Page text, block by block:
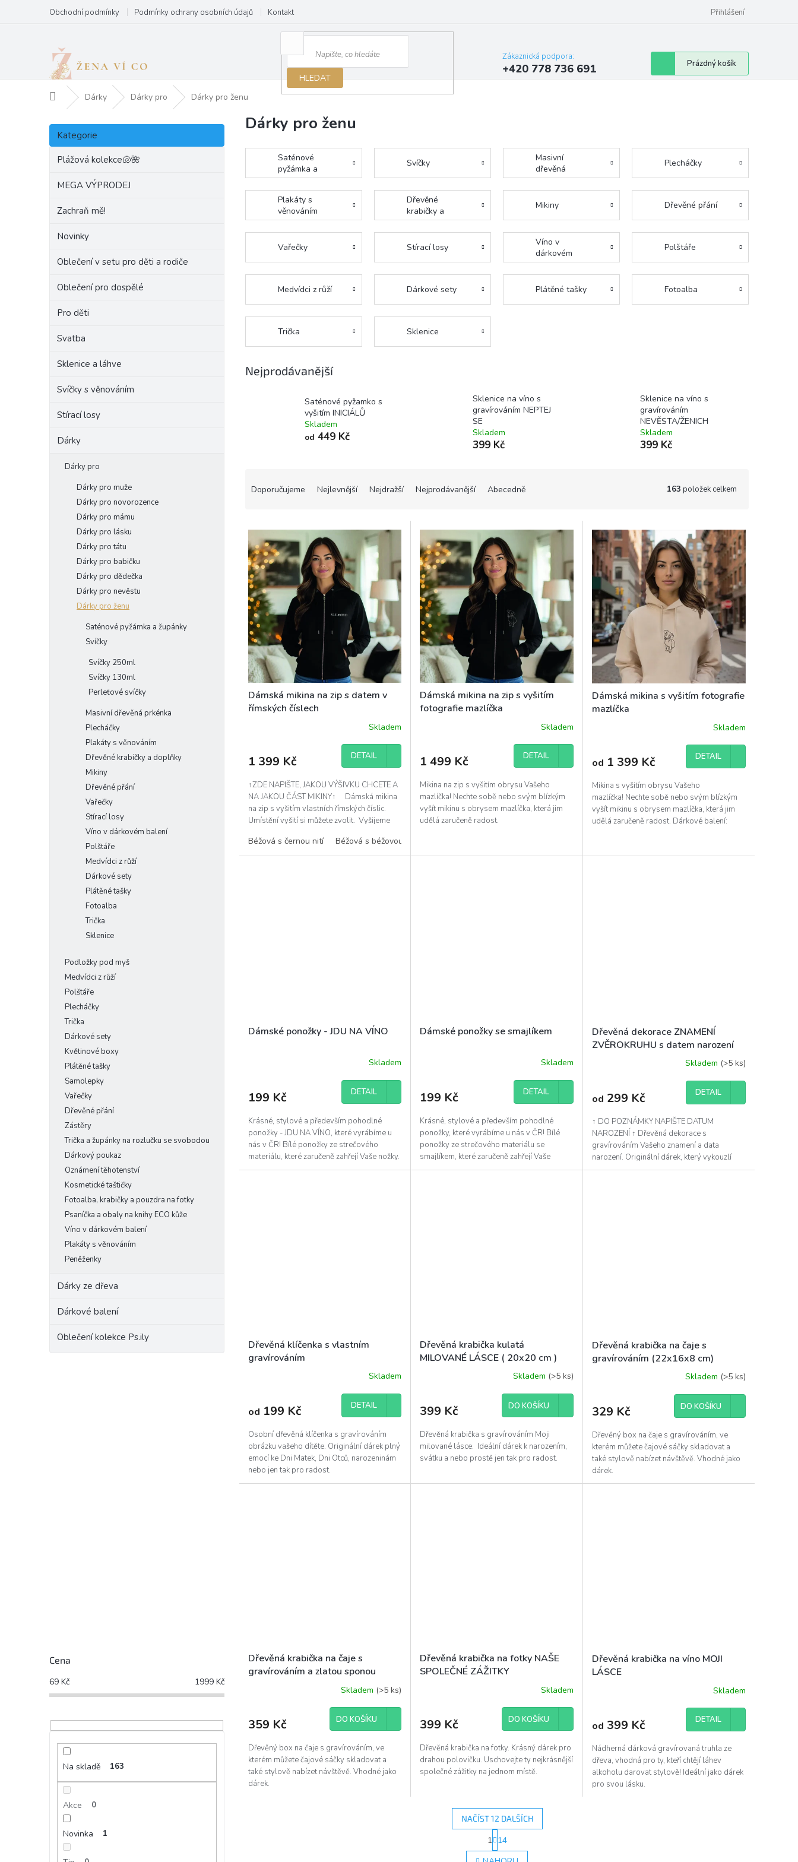
obsah
Obchodní podmínky Podmínky ochrany osobních údajů Kontakt Přihlášení
HLEDAT
Zákaznická podpora:
+420 778 736 691
Nákupní
košík
Prázdný košík
Domů Dárky Dárky pro Dárky pro ženu
P
s
Přeskočit
kategorie
Kategorie
Plážová kolekce🐚🌺
MEGA VÝPRODEJ
Zachraň mě!
Novinky
Oblečení v setu pro děti a rodiče
Oblečení pro dospělé
Pro děti
Svatba
Sklenice a láhve
Svíčky s věnováním
Stírací losy
Dárky
Dárky pro
Dárky pro muže
Dárky pro novorozence
Dárky pro mámu
Dárky pro lásku
Dárky pro tátu
Dárky pro babičku
Dárky pro dědečka
Dárky pro nevěstu
Dárky pro ženu
Saténové pyžámka a župánky
Svíčky
Svíčky 250ml
Svíčky 130ml
Perleťové svíčky
Masivní dřevěná prkénka
Plecháčky
Plakáty s věnováním
Dřevěné krabičky a doplňky
Mikiny
Dřevěné přání
Vařečky
Stírací losy
Víno v dárkovém balení
Polštáře
Medvídci z růží
Dárkové sety
Plátěné tašky
Fotoalba
Trička
Sklenice
Podložky pod myš
Medvídci z růží
Polštáře
Plecháčky
Trička
Dárkové sety
Květinové boxy
Plátěné tašky
Samolepky
Vařečky
Dřevěné přání
Zástěry
Trička a župánky na rozlučku se svobodou
Dárkový poukaz
Oznámení těhotenství
Kosmetické taštičky
Fotoalba, krabičky a pouzdra na fotky
Psaníčka a obaly na knihy ECO kůže
Víno v dárkovém balení
Plakáty s věnováním
Peněženky
Dárky ze dřeva
Dárkové balení
Oblečení kolekce Ps.ily
Cena
69 Kč 1999 Kč
Na skladě 163
Akce 0
Novinka 1
Dárky pro ženu
Saténové
pyžámka a
župánky
Svíčky
Masivní
dřevěná
prkénka
Plecháčky
Plakáty s
věnováním
Dřevěné
krabičky a
doplňky
Mikiny Dřevěné přání
Vařečky Stírací losy
Víno v
dárkovém
balení
Polštáře
Medvídci z růží Dárkové sety Plátěné tašky Fotoalba
Trička Sklenice
Nejprodávanější
Saténové pyžamko s
vyšitím INICIÁLŮ
Skladem
od 449 Kč
Sklenice na víno s
gravírováním NEPTEJ
SE
Skladem
399 Kč
Sklenice na víno s
gravírováním
NEVĚSTA/ŽENICH
Skladem
399 Kč
n
p
r
o
d
u
k
t
ů
Doporučujeme Nejlevnější Nejdražší Nejprodávanější Abecedně 163 položek celkem
V
ý
p
s
p
r
o
d
u
k
t
ů
Dámská mikina na zip s datem v
římských číslech
Skladem
1 399 Kč DETAIL
↑ZDE NAPIŠTE, JAKOU VÝŠIVKU CHCETE A
NA JAKOU ČÁST MIKINY↑ Dámská mikina
na zip s vyšitím vlastních římských číslic.
Umístění vyšití si můžete zvolit. Vyšijeme
Béžová s černou nití Béžová s béžovou nití
Dámská mikina na zip s vyšitím
fotografie mazlíčka
Skladem
1 499 Kč DETAIL
Mikina na zip s vyšitím obrysu Vašeho
mazlíčka! Nechte sobě nebo svým blízkým
vyšít mikinu s obrysem mazlíčka, která jim
udělá zaručeně radost.
Dámská mikina s vyšitím fotografie
mazlíčka
Skladem
od 1 399 Kč DETAIL
Mikina s vyšitím obrysu Vašeho
mazlíčka! Nechte sobě nebo svým blízkým
vyšít mikinu s obrysem mazlíčka, která jim
udělá zaručeně radost. Dárkové balení:
Dámské ponožky - JDU NA VÍNO
je
z
5
hvězdiček.
Skladem
199 Kč DETAIL
Krásné, stylové a především pohodlné
ponožky - JDU NA VÍNO, které vyrábíme u
nás v ČR! Bílé ponožky ze strečového
materiálu, které zaručeně zahřejí Vaše nožky.
Dámské ponožky se smajlíkem
Skladem
199 Kč DETAIL
Krásné, stylové a především pohodlné
ponožky, které vyrábíme u nás v ČR! Bílé
ponožky ze strečového materiálu se
smajlíkem, které zaručeně zahřejí Vaše
nožky.
Dřevěná dekorace ZNAMENÍ
ZVĚROKRUHU s datem narození
Skladem (>5 ks)
od 299 Kč DETAIL
↑ DO POZNÁMKY NAPIŠTE DATUM
NAROZENÍ ↑ Dřevěná dekorace s
gravírováním Vašeho znamení a data
narození. Originální dárek, který vykouzlí
úsměv na tváři!
Dřevěná klíčenka s vlastním
gravírováním
Skladem
od 199 Kč DETAIL
Osobní dřevěná klíčenka s gravírováním
obrázku vašeho dítěte. Originální dárek plný
emocí ke Dni Matek, Dni Otců, narozeninám
nebo jen tak pro radost.
Dřevěná krabička kulatá
MILOVANÉ LÁSCE ( 20x20 cm )
Skladem (>5 ks)
399 Kč DO KOŠÍKU
Dřevěná krabička s gravírováním Moji
milované lásce. Ideální dárek k narozením,
svátku a nebo prostě jen tak pro radost.
Dřevěná krabička na čaje s
gravírováním (22x16x8 cm)
Skladem (>5 ks)
329 Kč DO KOŠÍKU
Dřevěný box na čaje s gravírováním, ve
kterém můžete čajové sáčky skladovat a
také stylově nabízet návštěvě. Vhodné jako
dárek.
Dřevěná krabička na čaje s
gravírováním a zlatou sponou
Skladem (>5 ks)
359 Kč DO KOŠÍKU
Dřevěný box na čaje s gravírováním, ve
kterém můžete čajové sáčky skladovat a
také stylově nabízet návštěvě. Vhodné jako
dárek.
Dřevěná krabička na fotky NAŠE
SPOLEČNÉ ZÁŽITKY
Skladem
399 Kč DO KOŠÍKU
Dřevěná krabička na fotky. Krásný dárek pro
drahou polovičku. Uschovejte ty nejkrásnější
společné zážitky na jednom místě.
Dřevěná krabička na víno MOJI
LÁSCE
Skladem
od 399 Kč DETAIL
Nádherná dárková gravírovaná truhla ze
dřeva, vhodná pro ty, kteří chtějí láhev
alkoholu darovat stylově! Ideální jako dárek
pro svou lásku.
O
v
NAČÍST 12 DALŠÍCH
t
r
1 14